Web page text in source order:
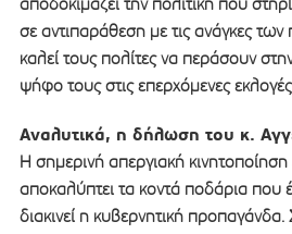
σε αντιπαράθεση με τις ανάγκες των
καλεί τους πολίτες να περάσουν
ψήφο τους στις επερχόμενες
Αναλυτικά, η δήλωση του κ.
Η σημερινή απεργιακή κινητοποίηση
αποκαλύπτει τα κοντά ποδάρια που
διακινεί η κυβερνητική